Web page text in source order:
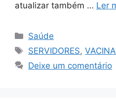
atualizar também … Ler
Saúde
SERVIDORES,
Deixe um comentário